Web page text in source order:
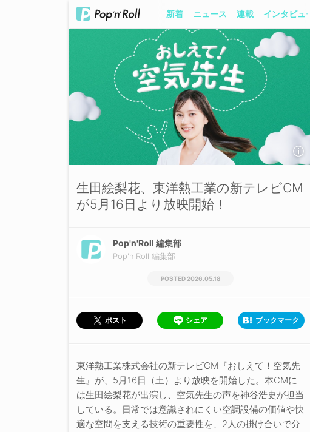
新着 ニュース 連載 インタビュー
生田絵梨花、東洋熱工業の新テレビCM
が5月16日より放映開始！
Pop'n'Roll 編集部
Pop'n'Roll 編集部
2026.05.18
ポスト シェア ブックマーク
東洋熱工業株式会社の新テレビCM『おしえて！空気先
生』が、5月16日（土）より放映を開始した。本CMに
は生田絵梨花が出演し、空気先生の声を神谷浩史が担当
している。日常では意識されにくい空調設備の価値や快
適な空間を支える技術の重要性を、2人の掛け合いで分